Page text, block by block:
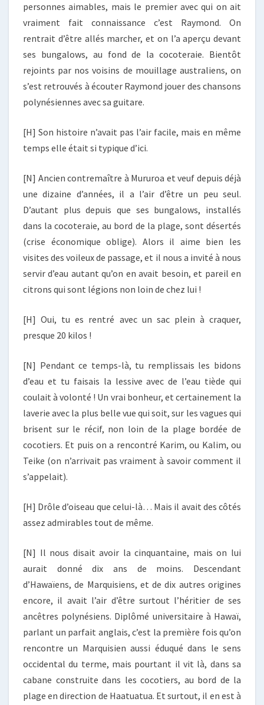
personnes aimables, mais le premier avec qui on ait
vraiment fait connaissance c’est Raymond. On
rentrait d’être allés marcher, et on l’a aperçu devant
ses bungalows, au fond de la cocoteraie. Bientôt
rejoints par nos voisins de mouillage australiens, on
s’est retrouvés à écouter Raymond jouer des chansons
polynésiennes avec sa guitare.
[H] Son histoire n’avait pas l’air facile, mais en même
temps elle était si typique d’ici.
[N] Ancien contremaître à Mururoa et veuf depuis déjà
une dizaine d’années, il a l’air d’être un peu seul.
D’autant plus depuis que ses bungalows, installés
dans la cocoteraie, au bord de la plage, sont désertés
(crise économique oblige). Alors il aime bien les
visites des voileux de passage, et il nous a invité à nous
servir d’eau autant qu’on en avait besoin, et pareil en
citrons qui sont légions non loin de chez lui !
[H] Oui, tu es rentré avec un sac plein à craquer,
presque 20 kilos !
[N] Pendant ce temps-là, tu remplissais les bidons
d’eau et tu faisais la lessive avec de l’eau tiède qui
coulait à volonté ! Un vrai bonheur, et certainement la
laverie avec la plus belle vue qui soit, sur les vagues qui
brisent sur le récif, non loin de la plage bordée de
cocotiers. Et puis on a rencontré Karim, ou Kalim, ou
Teike (on n’arrivait pas vraiment à savoir comment il
s’appelait).
[H] Drôle d’oiseau que celui-là… Mais il avait des côtés
assez admirables tout de même.
[N] Il nous disait avoir la cinquantaine, mais on lui
aurait donné dix ans de moins. Descendant
d’Hawaïens, de Marquisiens, et de dix autres origines
encore, il avait l’air d’être surtout l’héritier de ses
ancêtres polynésiens. Diplômé universitaire à Hawaï,
parlant un parfait anglais, c’est la première fois qu’on
rencontre un Marquisien aussi éduqué dans le sens
occidental du terme, mais pourtant il vit là, dans sa
cabane construite dans les cocotiers, au bord de la
plage en direction de Haatuatua. Et surtout, il en est à